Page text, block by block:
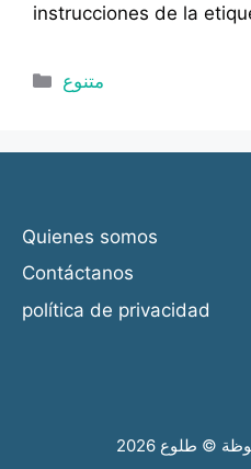
instrucciones de la
Categorías
متنوع
Quienes somos
Contáctanos
política de privacidad
© طلوع 2026